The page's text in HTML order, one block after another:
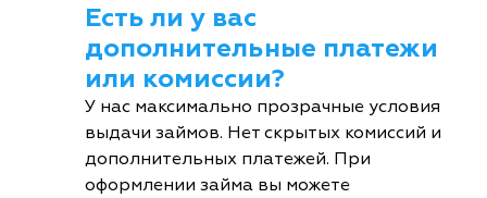
Есть ли у вас
дополнительные платежи
или комиссии?
У нас максимально прозрачные условия
выдачи займов. Нет скрытых комиссий и
дополнительных платежей. При
оформлении займа вы можете